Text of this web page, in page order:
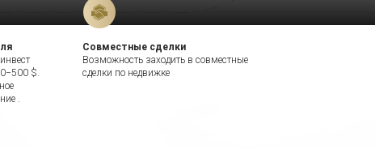
Совместные сделки
Возможность заходить в совместные
сделки по недвижке
$.
.